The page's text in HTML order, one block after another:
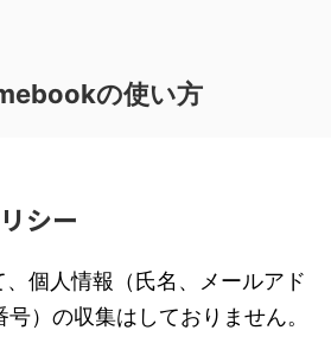
の使い方
シー
個人情報（氏名、メールアド
）の収集はしておりません。